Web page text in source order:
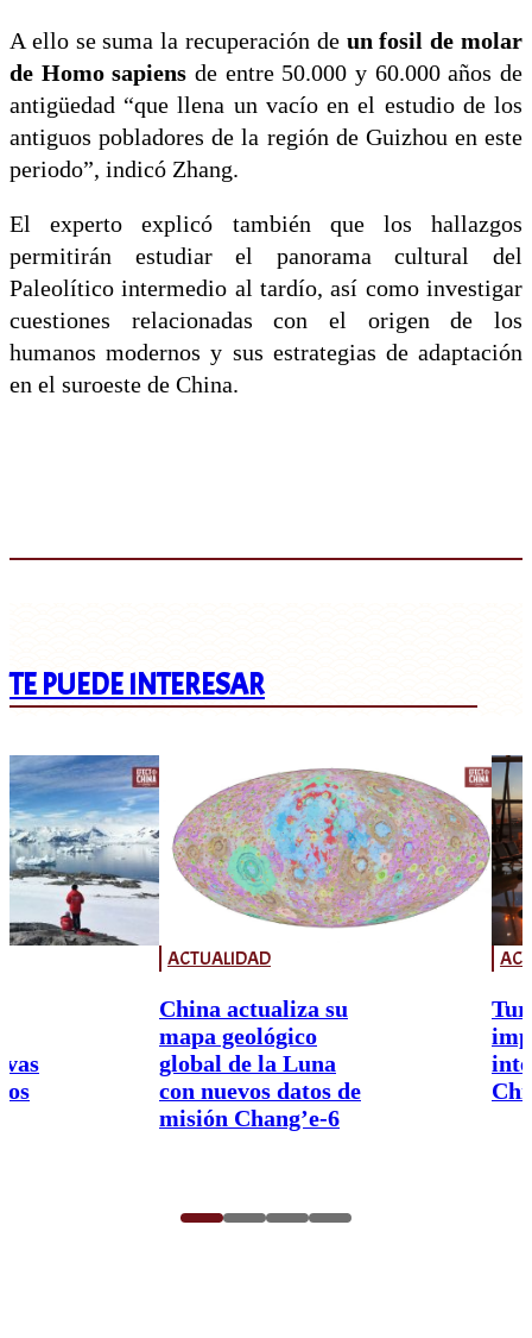
A ello se suma la recuperación deun fosil de molar
de Homo sapiens de entre 50.000 y 60.000 años de
antigüedad “que llena un vacío en el estudio de los
antiguos pobladores de la región de Guizhou en este
periodo”, indicó Zhang.
El experto explicó también que los hallazgos
permitirán estudiar el panorama cultural del
Paleolítico intermedio al tardío, así como investigar
cuestiones relacionadas con el origen de los
humanos modernos y sus estrategias de adaptación
en el suroeste de China.
TE PUEDE INTERESAR
ACTUALIDAD
China actualiza su
mapa geológico
global de la Luna
con nuevos datos de
misión Chang’e-6